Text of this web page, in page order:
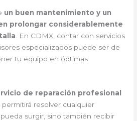
un buen mantenimiento y un
prolongar considerablemente
. En CDMX, contar con servicios
especializados puede ser de
tu equipo en óptimas
de reparación profesional
resolver cualquier
surgir, sino también recibir